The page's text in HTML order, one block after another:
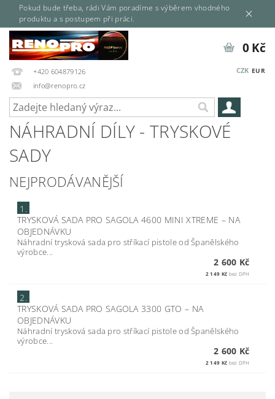
Pokud bude třeba, rádi Vám poradíme s výběrem vhodného
produktu a s postupem při práci.
+420 604879126
info@renopro.cz
CZK EUR
0 Kč
NÁHRADNÍ DÍLY - TRYSKOVÉ
SADY
NEJPRODÁVANĚJŠÍ
1.
TRYSKOVÁ SADA PRO SAGOLA 4600 MINI XTREME – NA
OBJEDNÁVKU
Náhradní trysková sada pro stříkací pistole od Španělského
výrobce...
2 600 Kč
2 149 Kč bez DPH
2.
TRYSKOVÁ SADA PRO SAGOLA 3300 GTO– NA
OBJEDNÁVKU
Náhradní trysková sada pro stříkací pistole od Španělského
výrobce...
2 600 Kč
2 149 Kč bez DPH